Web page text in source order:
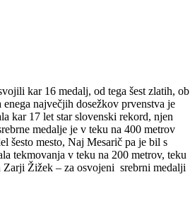
kar 16 medalj, od tega šest zlatih, ob
največjih dosežkov prvenstva je
kar 17 let star slovenski rekord, njen
medalje je v teku na 400 metrov
šesto mesto, Naj Mesarič pa je bil s
tekmovanja v teku na 200 metrov, teku
Zarji Žižek – za osvojeni srebrni medalji